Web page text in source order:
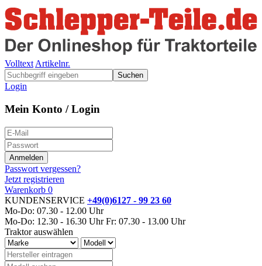
Volltext Artikelnr.
Suchen
Login
Mein Konto / Login
Passwort vergessen?
Jetzt registrieren
Warenkorb 0
KUNDENSERVICE +49(0)6127 - 99 23 60
Mo-Do: 07.30 - 12.00 Uhr
Mo-Do: 12.30 - 16.30 Uhr Fr: 07.30 - 13.00 Uhr
Traktor auswählen